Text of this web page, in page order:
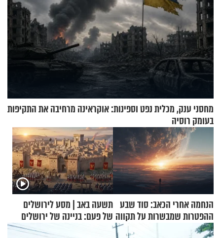
מחסני ענק, מכלית נפט וספינות: אוקראינה מרחיבה את התקיפות
בעומק רוסיה
הנחמה אחרי הכאב: סוד שבע
ההפטרות שמבשרות על תקווה
וגאולה
תשעה באב | מסע לירושלים
של פעם: בניינה של ירושלים